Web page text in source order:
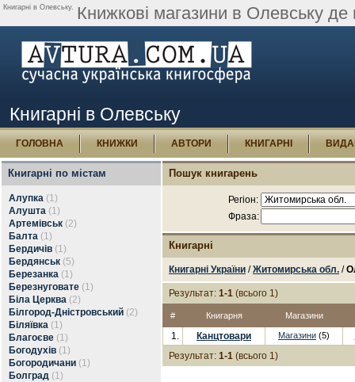
Книгарні в Олевську. Книжкові магазини в Олевську
Книгарні в Олевську
ГОЛОВНА КНИЖКИ АВТОРИ КНИГАРНІ
Книгарні по містам
Алупка (1)
Алушта (1)
Артемівськ (2)
Балта (1)
Бердичів (1)
Бердянськ (5)
Березанка (1)
Березнуговате (1)
Біла Церква (2)
Білгород-Дністровський (2)
Біляївка (1)
Благоєве (1)
Богодухів (1)
Богородичани (1)
Болград (1)
Пошук книгарень
Регіон:
Фраза:
Книгарні
Книгарні України /Житомирська обл. /
Результат: 1-1 (всього 1)
# Книгарня Магазини
1. Канцтовари Магазини (5)
Результат: 1-1 (всього 1)